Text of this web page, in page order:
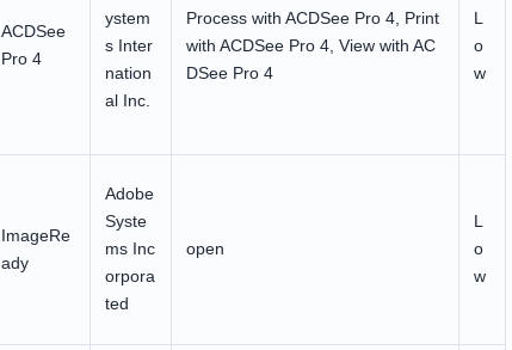
ACDSee
Pro 4
ystem
s Inter
nation
al Inc.
Process with ACDSee Pro 4, Print
with ACDSee Pro 4, View with AC
DSee Pro 4
L
o
w
ImageRe
ady
Adobe
Syste
ms Inc
orpora
ted
open
L
o
w